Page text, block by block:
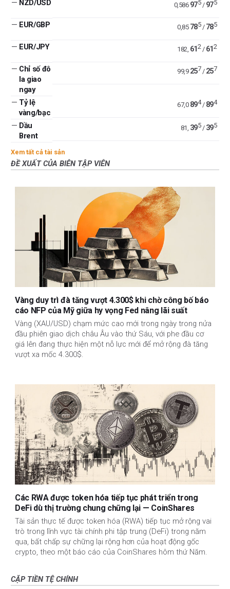
— NZD/USD 0,586 975/ 975
— EUR/GBP 0,85 785/ 785
— EUR/JPY 182, 612/ 612
— Chỉ số đô
la giao
ngay
99,9 257 / 257
— Tỷ lệ
vàng/bạc
67,0 894/ 894
— Dầu
Brent
81, 395/ 395
Xem tất cả tài sản
ĐỀ XUẤT CỦA BIÊN TẬP VIÊN
Vàng duy trì đà tăng vượt 4.300$ khi chờ công bố báo
cáo NFP của Mỹ giữa hy vọng Fed nâng lãi suất
Vàng (XAU/USD) chạm mức cao mới trong ngày trong nửa
đầu phiên giao dịch châu Âu vào thứ Sáu, với phe đầu cơ
giá lên đang thực hiện một nỗ lực mới để mở rộng đà tăng
vượt xa mốc 4.300$.
Các RWA được token hóa tiếp tục phát triển trong
DeFi dù thị trường chung chững lại — CoinShares
Tài sản thực tế được token hóa (RWA) tiếp tục mở rộng vai
trò trong lĩnh vực tài chính phi tập trung (DeFi) trong năm
qua, bất chấp sự chững lại rộng hơn của hoạt động gốc
crypto, theo một báo cáo của CoinShares hôm thứ Năm.
CẶP TIỀN TỆ CHÍNH